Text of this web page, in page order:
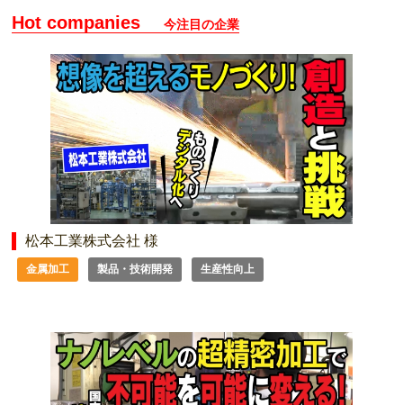
Hot companies 今注目の企業
松本工業株式会社 様
金属加工 製品・技術開発 生産性向上